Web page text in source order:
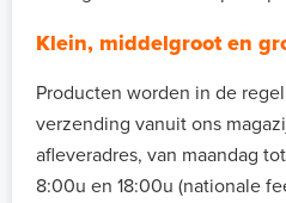
Klein, middelgroot en
Producten worden in de
verzending vanuit ons
afleveradres, van maandag
8:00u en 18:00u (nationale